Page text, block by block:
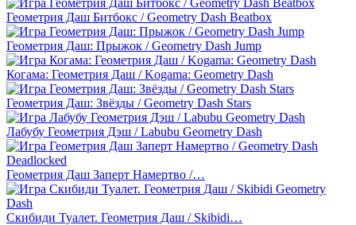
Геометрия Даш Битбокс / Geometry Dash Beatbox
Геометрия Даш: Прыжок / Geometry Dash Jump
Когама: Геометрия Даш / Kogama: Geometry Dash
Геометрия Даш: Звёзды / Geometry Dash Stars
Лабубу Геометрия Дэш / Labubu Geometry Dash
Геометрия Даш Заперт Намертво /…
Скибиди Туалет. Геометрия Даш / Skibidi…